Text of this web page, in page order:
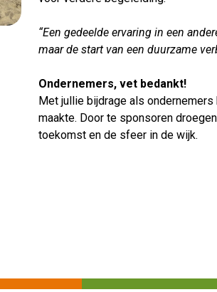
“Een gedeelde ervaring in een
maar de start van een duurzame
Ondernemers, vet bedankt!
Met jullie bijdrage als
maakte. Door te sponsoren
toekomst en de sfeer in de wijk.